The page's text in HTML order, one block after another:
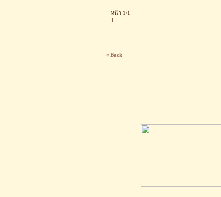
หน้า 1/1
1
« Back